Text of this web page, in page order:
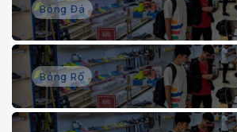
Bóng Đá
Bóng Rổ